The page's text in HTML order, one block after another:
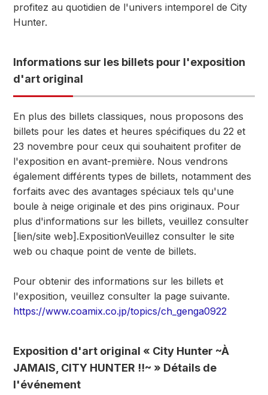
profitez au quotidien de l'univers intemporel de City
Hunter.
Informations sur les billets pour l'exposition
d'art original
En plus des billets classiques, nous proposons des
billets pour les dates et heures spécifiques du 22 et
23 novembre pour ceux qui souhaitent profiter de
l'exposition en avant-première. Nous vendrons
également différents types de billets, notamment des
forfaits avec des avantages spéciaux tels qu'une
boule à neige originale et des pins originaux. Pour
plus d'informations sur les billets, veuillez consulter
[lien/site web].ExpositionVeuillez consulter le site
web ou chaque point de vente de billets.
Pour obtenir des informations sur les billets et
l'exposition, veuillez consulter la page suivante.
https://www.coamix.co.jp/topics/ch_genga0922
Exposition d'art original « City Hunter ~À
JAMAIS, CITY HUNTER !!~ » Détails de
l'événement